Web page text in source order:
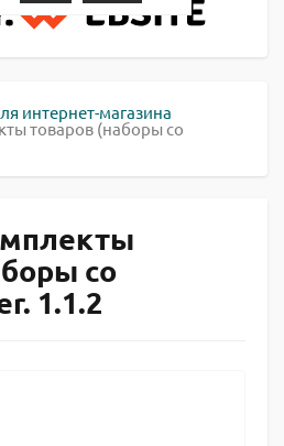
интернет-магазина
товаров (наборы со
со
1.1.2